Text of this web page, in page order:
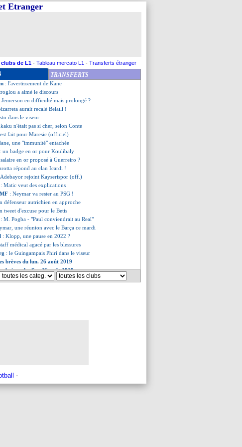
Etranger
clubs de L1 - Tableau mercato L1 - Transferts étranger
TRANSFERTS
annonce ses objectifs
: c'est signé pour Rami (officiel)
a dévoilé sa priorité à Leonardo
: l'avertissement de Kane
a aimé le discours
Jemerson en difficulté mais prolongé ?
aurait recalé Belaïli !
dans le viseur
n'était pas si cher, selon Conte
fait pour Maresic (officiel)
une "immunité" entachée
: un badge en or pour Koulibaly
en or proposé à Guerreiro ?
répond au clan Icardi !
Adebayor rejoint Kayserispor (off.)
: Matic veut des explications
: Neymar va rester au PSG !
défenseur autrichien en approche
tweet d'excuse pour le Betis
: M. Pogba - "Paul conviendrait au Real"
une réunion avec le Barça ce mardi
: Klopp, une pause en 2022 ?
médical agacé par les blessures
: le Guingampais Phiri dans le viseur
brèves du lun. 26 août 2019
brèves du dim. 25 août 2019
-